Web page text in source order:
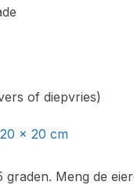
of diepvries)
x 20 cm
Meng de